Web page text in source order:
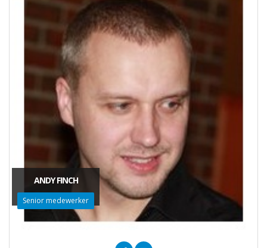
ANDY FINCH
Senior medewerker